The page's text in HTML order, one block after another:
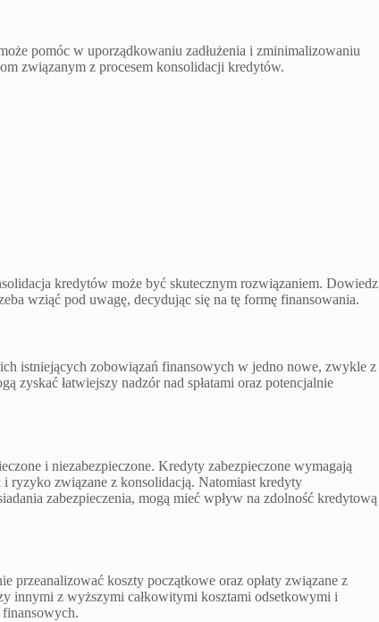
pomóc w uporządkowaniu zadłużenia i zminimalizowaniu
związanym z procesem konsolidacji kredytów.
kredytów może być skutecznym rozwiązaniem. Dowiedz
wziąć pod uwagę, decydując się na tę formę finansowania.
istniejących zobowiązań finansowych w jedno nowe, zwykle z
zyskać łatwiejszy nadzór nad spłatami oraz potencjalnie
i niezabezpieczone. Kredyty zabezpieczone wymagają
ryzyko związane z konsolidacją. Natomiast kredyty
zabezpieczenia, mogą mieć wpływ na zdolność kredytową
przeanalizować koszty początkowe oraz opłaty związane z
innymi z wyższymi całkowitymi kosztami odsetkowymi i